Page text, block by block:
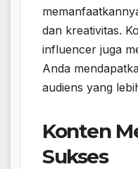
dan kreativitas.
influencer juga
Anda
audiens yang
Konten
Sukses